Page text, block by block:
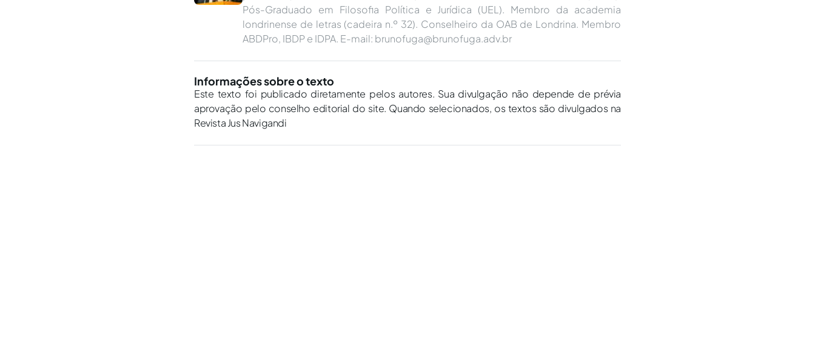
Pós-Graduado em Filosofia Política e Jurídica (UEL). Membro da academia
londrinense de letras (cadeira n.º 32). Conselheiro da OAB de Londrina. Membro
ABDPro, IBDP e IDPA. E-mail: brunofuga@brunofuga.adv.br
Informações sobre o texto
Este texto foi publicado diretamente pelos autores. Sua divulgação não depende de prévia
aprovação pelo conselho editorial do site. Quando selecionados, os textos são divulgados na
Revista Jus Navigandi